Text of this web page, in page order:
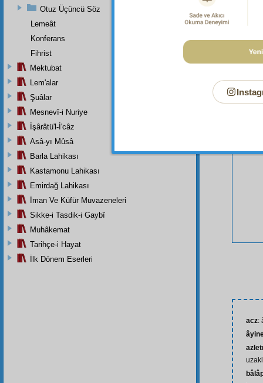
Bu
acz:
Otuz Üçüncü Söz
Lemeât
Konferans
Fihrist
Mektubat
Lem'alar
Şuâlar
Mesnevî-i Nuriye
İşârâtü'l-İ'câz
Asâ-yı Mûsâ
Barla Lahikası
Kastamonu Lahikası
Emirdağ Lahikası
İman Ve Küfür Muvazeneleri
Sikke-i Tasdik-i Gaybî
Muhâkemat
Tarihçe-i Hayat
İlk Dönem Eserleri